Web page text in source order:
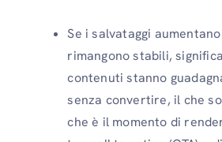
Se i salvataggi
rimangono stabili,
contenuti stanno
senza convertire, il che
che è il momento di